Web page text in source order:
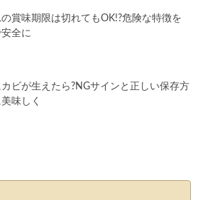
賞味期限は切れてもOK!?危険な特徴を
全に
ビが生えたら?NGサインと正しい保存方
味しく